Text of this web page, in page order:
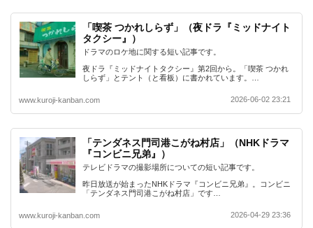
「喫茶 つかれしらず」（夜ドラ『ミッドナイト
タクシー』）
ドラマのロケ地に関する短い記事です。
夜ドラ『ミッドナイトタクシー』第2回から。「喫茶 つかれ
しらず」とテント（と看板）に書かれています。…
www.kuroji-kanban.com 2026-06-02 23:21
「テンダネス門司港こがね村店」（NHKドラマ
『コンビニ兄弟』）
テレビドラマの撮影場所についての短い記事です。
昨日放送が始まったNHKドラマ『コンビニ兄弟』。コンビニ
「テンダネス門司港こがね村店」です…
www.kuroji-kanban.com 2026-04-29 23:36